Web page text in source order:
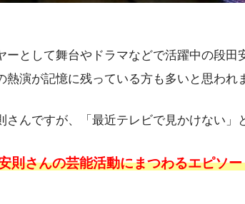
ーとして舞台やドラマなどで活躍中の段田
熱演が記憶に残っている方も多いと思われ
さんですが、「最近テレビで見かけない」
則さんの芸能活動にまつわるエピソ